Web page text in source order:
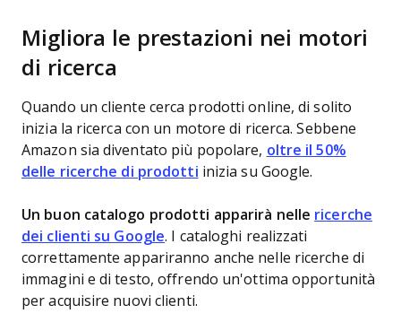
Migliora le prestazioni nei motori
di ricerca
Quando un cliente cerca prodotti online, di solito
inizia la ricerca con un motore di ricerca. Sebbene
Amazon sia diventato più popolare, oltre il 50%
delle ricerche di prodotti inizia su Google.
Un buon catalogo prodotti apparirà nelle ricerche
dei clienti su Google. I cataloghi realizzati
correttamente appariranno anche nelle ricerche di
immagini e di testo, offrendo un'ottima opportunità
per acquisire nuovi clienti.